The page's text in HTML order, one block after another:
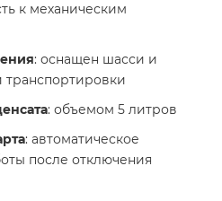
к механическим
: оснащен шасси и
транспортировки
: объемом 5 литров
: автоматическое
после отключения